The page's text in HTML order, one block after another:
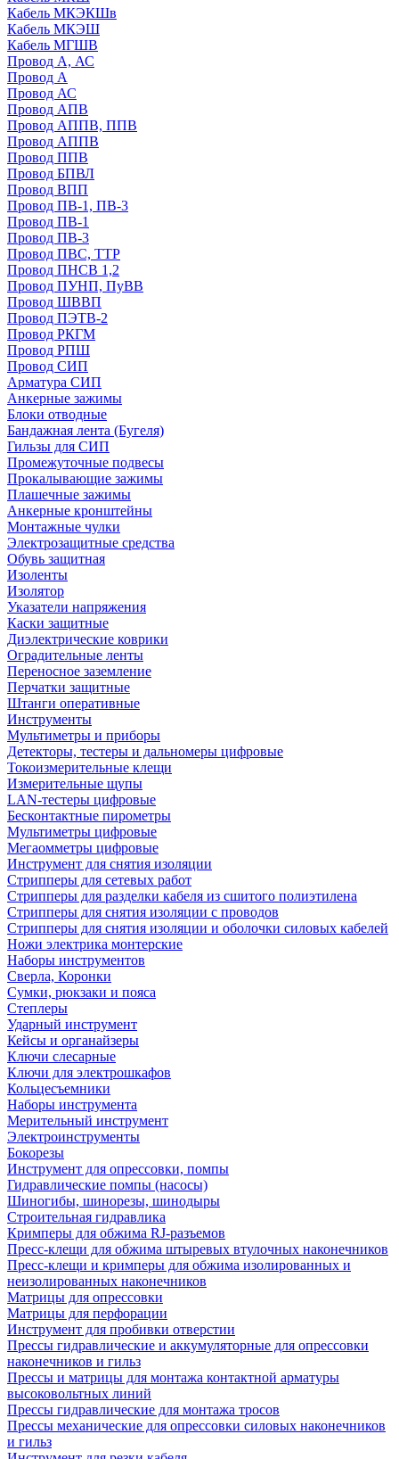
Кабель МКЭКШв
Кабель МКЭШ
Кабель МГШВ
Провод А, АС
Провод А
Провод АС
Провод АПВ
Провод АППВ, ППВ
Провод АППВ
Провод ППВ
Провод БПВЛ
Провод ВПП
Провод ПВ-1, ПВ-3
Провод ПВ-1
Провод ПВ-3
Провод ПВС, ТТР
Провод ПНСВ 1,2
Провод ПУНП, ПуВВ
Провод ШВВП
Провод ПЭТВ-2
Провод РКГМ
Провод РПШ
Провод СИП
Арматура СИП
Анкерные зажимы
Блоки отводные
Бандажная лента (Бугеля)
Гильзы для СИП
Промежуточные подвесы
Прокалывающие зажимы
Плашечные зажимы
Анкерные кронштейны
Монтажные чулки
Электрозащитные средства
Обувь защитная
Изоленты
Изолятор
Указатели напряжения
Каски защитные
Диэлектрические коврики
Оградительные ленты
Переносное заземление
Перчатки защитные
Штанги оперативные
Инструменты
Мультиметры и приборы
Детекторы, тестеры и дальномеры цифровые
Токоизмерительные клещи
Измерительные щупы
LAN-тестеры цифровые
Бесконтактные пирометры
Мультиметры цифровые
Мегаомметры цифровые
Инструмент для снятия изоляции
Стрипперы для сетевых работ
Стрипперы для разделки кабеля из сшитого полиэтилена
Cтрипперы для снятия изоляции с проводов
Стрипперы для снятия изоляции и оболочки силовых кабелей
Ножи электрика монтерские
Наборы инструментов
Сверла, Коронки
Сумки, рюкзаки и пояса
Степлеры
Ударный инструмент
Кейсы и органайзеры
Ключи слесарные
Ключи для электрошкафов
Кольцесъемники
Наборы инструмента
Мерительный инструмент
Электроинструменты
Бокорезы
Инструмент для опрессовки, помпы
Гидравлические помпы (насосы)
Шиногибы, шинорезы, шинодыры
Строительная гидравлика
Кримперы для обжима RJ-разъемов
Пресс-клещи для обжима штыревых втулочных наконечников
Пресс-клещи и кримперы для обжима изолированных и
неизолированных наконечников
Матрицы для опрессовки
Матрицы для перфорации
Инструмент для пробивки отверстии
Прессы гидравлические и аккумуляторные для опрессовки
наконечников и гильз
Прессы и матрицы для монтажа контактной арматуры
высоковольтных линий
Прессы гидравлические для монтажа тросов
Прессы механические для опрессовки силовых наконечников
и гильз